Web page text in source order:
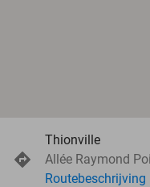
Thionville
Allée Raymond
Routebeschrijving